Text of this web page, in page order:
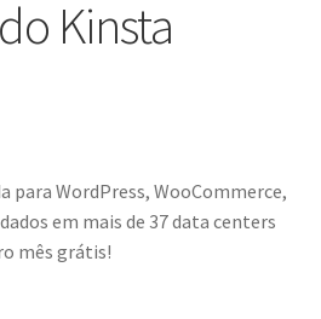
Kinsta
para WordPress, WooCommerce,
em mais de 37 data centers
mês grátis!